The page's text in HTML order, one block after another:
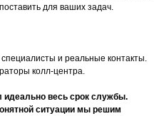
для ваших задач.
и реальные контакты.
колл-центра.
весь срок службы.
ситуации мы решим